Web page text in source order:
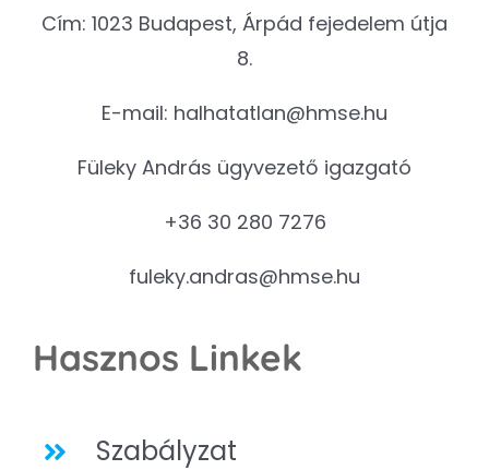
Cím: 1023 Budapest, Árpád fejedelem útja
8.
E-mail: halhatatlan@hmse.hu
Füleky András ügyvezető igazgató
+36 30 280 7276
fuleky.andras@hmse.hu
Hasznos Linkek
Szabályzat